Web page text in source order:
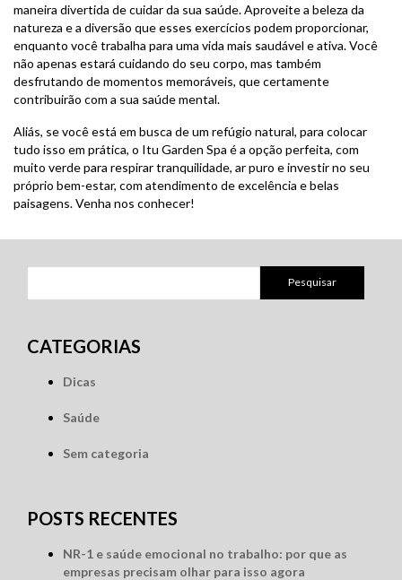
maneira divertida de cuidar da sua saúde. Aproveite a beleza da
natureza e a diversão que esses exercícios podem proporcionar,
enquanto você trabalha para uma vida mais saudável e ativa. Você
não apenas estará cuidando do seu corpo, mas também
desfrutando de momentos memoráveis, que certamente
contribuirão com a sua saúde mental.
Aliás, se você está em busca de um refúgio natural, para colocar
tudo isso em prática, o Itu Garden Spa é a opção perfeita, com
muito verde para respirar tranquilidade, ar puro e investir no seu
próprio bem-estar, com atendimento de excelência e belas
paisagens. Venha nos conhecer!
Pesquisar
por:
CATEGORIAS
Dicas
Saúde
Sem categoria
POSTS RECENTES
NR-1 e saúde emocional no trabalho: por que as
empresas precisam olhar para isso agora